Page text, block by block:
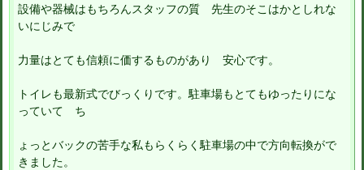
設備や器械はもちろんスタッフの質 先生のそこはかとしれな
いにじみで
力量はとても信頼に価するものがあり 安心です。
トイレも最新式でびっくりです。駐車場もとてもゆったりにな
っていて ち
ょっとバックの苦手な私もらくらく駐車場の中で方向転換がで
きました。